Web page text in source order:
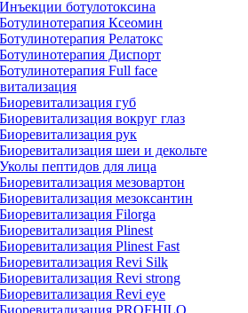
Инъекции ботулотоксина
Ботулинотерапия Ксеомин
Ботулинотерапия Релатокс
Ботулинотерапия Диспорт
Ботулинотерапия Full face
Биоревитализация губ
Биоревитализация вокруг глаз
Биоревитализация рук
Биоревитализация шеи и декольте
Уколы пептидов для лица
Биоревитализация мезовартон
Биоревитализация мезоксантин
Биоревитализация Filorga
Биоревитализация Plinest
Биоревитализация Plinest Fast
Биоревитализация Revi Silk
Биоревитализация Revi strong
Биоревитализация Revi eye
Биоревитализация PROFHILO